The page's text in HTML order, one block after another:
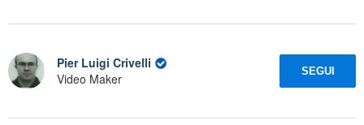
Pier Luigi Crivelli
Video Maker
SEGUI